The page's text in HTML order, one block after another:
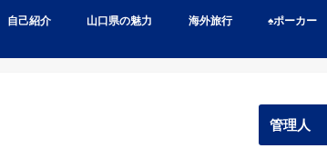
自己紹介 山口県の魅力 海外旅行 ♠️ポーカー
管理人